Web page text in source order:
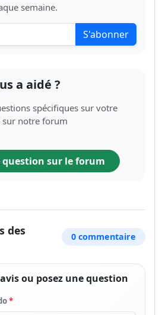
semaine.
S'abonner
a aidé ?
spécifiques sur votre
sur notre forum
question sur le forum
des
0 commentaire
ou posez une question
*